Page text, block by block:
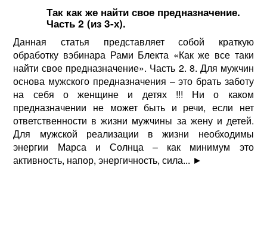
Так как же найти свое предназначение.
Часть 2 (из 3-х).
Данная статья представляет собой краткую
обработку вэбинара Рами Блекта «Как же все таки
найти свое предназначение». Часть 2. 8. Для мужчин
основа мужского предназначения – это брать заботу
на себя о женщине и детях !!! Ни о каком
предназначении не может быть и речи, если нет
ответственности в жизни мужчины за жену и детей.
Для мужской реализации в жизни необходимы
энергии Марса и Солнца – как минимум это
активность, напор, энергичность, сила... ►